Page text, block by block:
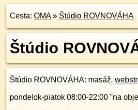
Cesta: OMA» Štúdio ROVNOVÁHA
Štúdio
Štúdio ROVNOVÁHA: masáž,
pondelok-piatok 08:00-22:00 "na